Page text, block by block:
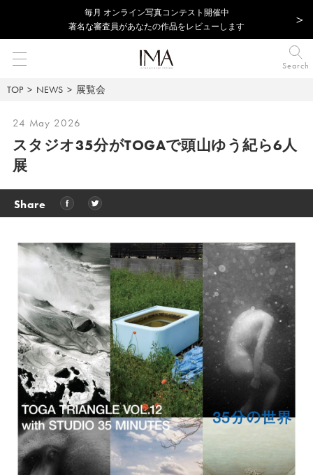
毎⽉ オンライン写真コンテスト開催中
著名な審査員があなたの作品をレビューします
Search
TOP NEWS 展覧会
24 May 2026
スタジオ35分がTOGAで頭山ゆう紀ら6人
展
Share